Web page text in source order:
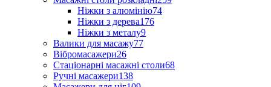
Ніжки з алюмінію74
Ніжки з дерева176
Ніжки з металу9
Валики для масажу77
Вібромасажери26
Стаціонарні масажні столи68
Ручні масажери138